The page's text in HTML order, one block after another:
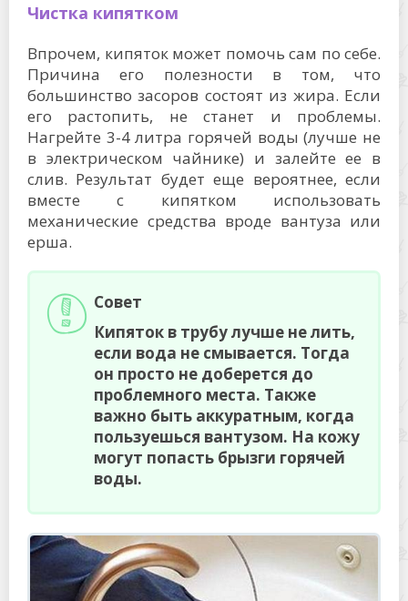
Чистка кипятком
Впрочем, кипяток может помочь сам по себе.
Причина его полезности в том, что
большинство засоров состоят из жира. Если
его растопить, не станет и проблемы.
Нагрейте 3-4 литра горячей воды (лучше не
в электрическом чайнике) и залейте ее в
слив. Результат будет еще вероятнее, если
вместе с кипятком использовать
механические средства вроде вантуза или
ерша.
Совет
Кипяток в трубу лучше не лить,
если вода не смывается. Тогда
он просто не доберется до
проблемного места. Также
важно быть аккуратным, когда
пользуешься вантузом. На кожу
могут попасть брызги горячей
воды.